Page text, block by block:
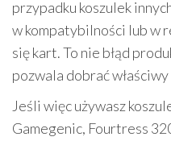
przypadku koszulek
w kompatybilności lub w
się kart. To nie błąd
pozwala dobrać
Jeśli więc używasz
Gamegenic, Fourtress